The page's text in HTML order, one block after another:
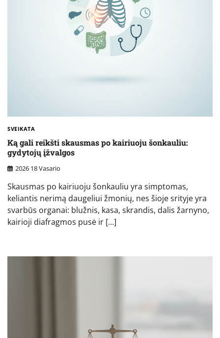
SVEIKATA
Ką gali reikšti skausmas po kairiuoju šonkauliu:
gydytojų įžvalgos
2026 18 Vasario
Skausmas po kairiuoju šonkauliu yra simptomas,
keliantis nerimą daugeliui žmonių, nes šioje srityje yra
svarbūs organai: blužnis, kasa, skrandis, dalis žarnyno,
kairioji diafragmos pusė ir […]